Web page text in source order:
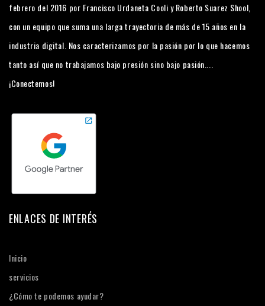
febrero del 2016 por Francisco Urdaneta Cooli y Roberto Suarez Shool,
con un equipo que suma una larga trayectoria de más de 15 años en la
industria digital. Nos caracterizamos por la pasión por lo que hacemos
tanto así que no trabajamos bajo presión sino bajo pasión....
¡Conectemos!
ENLACES DE INTERÉS
Inicio
servicios
¿Cómo te podemos ayudar?